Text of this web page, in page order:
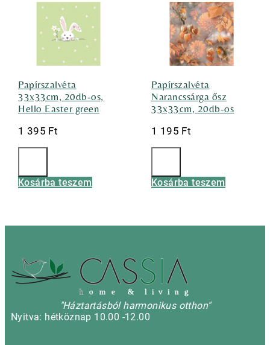
Papírszalvéta
33x33cm, 20db-os,
Hello Easter green
1 395 Ft
Kosárba teszem
Papírszalvéta
Narancssárga ősz
33x33cm, 20db-os
1 195 Ft
Kosárba teszem
h o m e & l i v i n g
"Háztartásból harmonikus otthon"
Nyitva: hétköznap 10.00 -12.00